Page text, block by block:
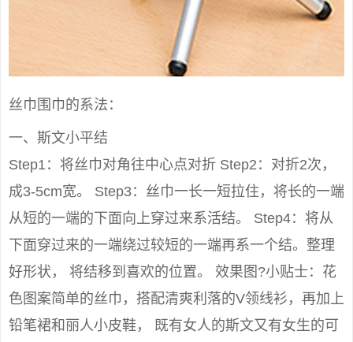
丝巾围巾的系法：
一、斯文小平结
Step1：将丝巾对角往中心点对折 Step2：对折2次，
成3-5cm宽。 Step3：丝巾一长一短拉住，将长的一端
从短的一端的下面向上穿过来系活结。 Step4：将从
下面穿过来的一端绕过较短的一端再系一个结。整理
好形状， 将结移到喜欢的位置。 效果图?小贴士：花
色图案简单的丝巾，搭配清爽利落的V领线衫，再加上
铅笔裙和丽人小皮鞋， 既有女人的斯文又有女生的可